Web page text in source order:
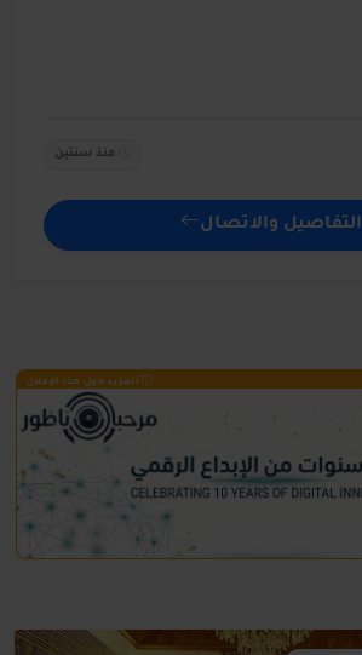
منذ سنتين
التفاصيل والاتصال
المزيد حول هذا الإعلان